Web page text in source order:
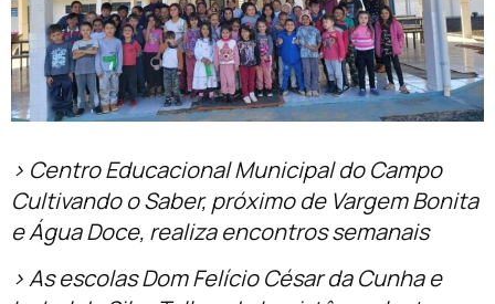
> Centro Educacional Municipal do Campo
Cultivando o Saber, próximo de Vargem Bonita
e Água Doce, realiza encontros semanais
> As escolasDom Felício César da Cunha e